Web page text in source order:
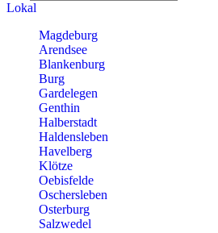
Lokal
Magdeburg
Arendsee
Blankenburg
Burg
Gardelegen
Genthin
Halberstadt
Haldensleben
Havelberg
Klötze
Oebisfelde
Oschersleben
Osterburg
Salzwedel